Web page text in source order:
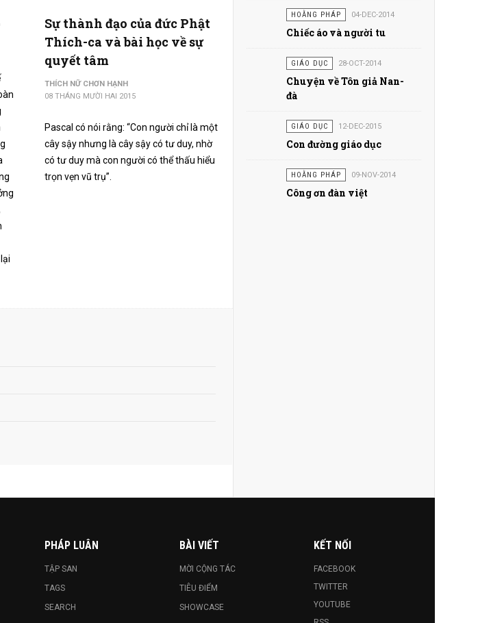
Sự thành đạo của đức Phật
Thích-ca và bài học về sự
quyết tâm
THÍCH NỮ CHƠN HẠNH
08 THÁNG MƯỜI HAI 2015
Pascal có nói rằng: “Con người chỉ là một
cây sậy nhưng là cây sậy có tư duy, nhờ
có tư duy mà con người có thể thấu hiểu
trọn vẹn vũ trụ”.
HOẰNG PHÁP 04-DEC-2014
Chiếc áo và người tu
GIÁO DỤC 28-OCT-2014
Chuyện về Tôn giả Nan-
đà
GIÁO DỤC 12-DEC-2015
Con đường giáo dục
HOẰNG PHÁP 09-NOV-2014
Công ơn đàn việt
PHÁP LUÂN
TẬP SAN
TAGS
SEARCH
BÀI VIẾT
MỜI CỘNG TÁC
TIÊU ĐIỂM
SHOWCASE
KẾT NỐI
FACEBOOK
TWITTER
YOUTUBE